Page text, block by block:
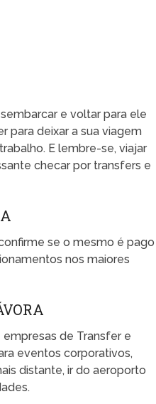
e voltar para ele
para deixar a sua viagem
E lembre-se, viajar
checar por transfers e
se o mesmo é pago
nos maiores
de Transfer e
eventos corporativos,
distante, ir do aeroporto